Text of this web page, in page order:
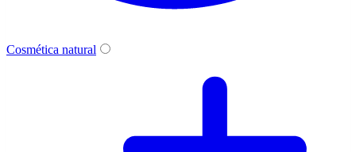
Cosmética natural